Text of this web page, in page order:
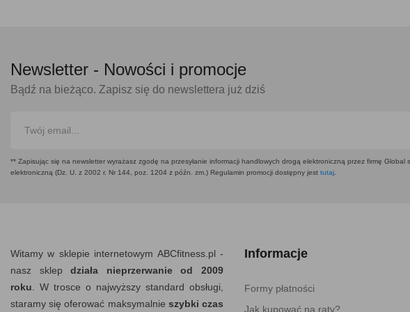
Newsletter - Nowości i promocje
Bądź na bieżąco. Zapisz się do newslettera już dziś
** Zapisując się na newsletter wyrażasz zgodę na przesyłanie informacji handlowych drogą elektroniczną przez firmę
elektroniczną (Dz. U. z 2002 r. Nr 144, poz. 1204 z późn. zm.) Regulamin promocji dostępny jest tutaj
Witamy w sklepie internetowym ABCfitness.pl -
nasz sklepdziała nieprzerwanie od 2009
roku . W trosce o najwyższy standard obsługi,
staramy się oferować maksymalnie szybki czas
Informacje
Formy płatności
Jak kupować na raty?